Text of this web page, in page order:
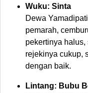
Wuku: Sinta
Dewa
pemarah,
pekertinya
rejekinya cukup,
dengan baik.
Lintang: Bubu